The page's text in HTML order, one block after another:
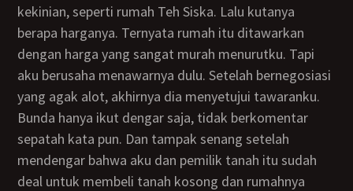
kekinian, seperti rumah Teh Siska. Lalu kutanya
berapa harganya. Ternyata rumah itu ditawarkan
dengan harga yang sangat murah menurutku. Tapi
aku berusaha menawarnya dulu. Setelah bernegosiasi
yang agak alot, akhirnya dia menyetujui tawaranku.
Bunda hanya ikut dengar saja, tidak berkomentar
sepatah kata pun. Dan tampak senang setelah
mendengar bahwa aku dan pemilik tanah itu sudah
deal untuk membeli tanah kosong dan rumahnya